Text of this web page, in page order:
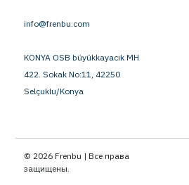
info@frenbu.com
KONYA OSB büyükkayacık MH
422. Sokak No:11, 42250
Selçuklu/Konya
© 2026 Frenbu | Все права
защищены.